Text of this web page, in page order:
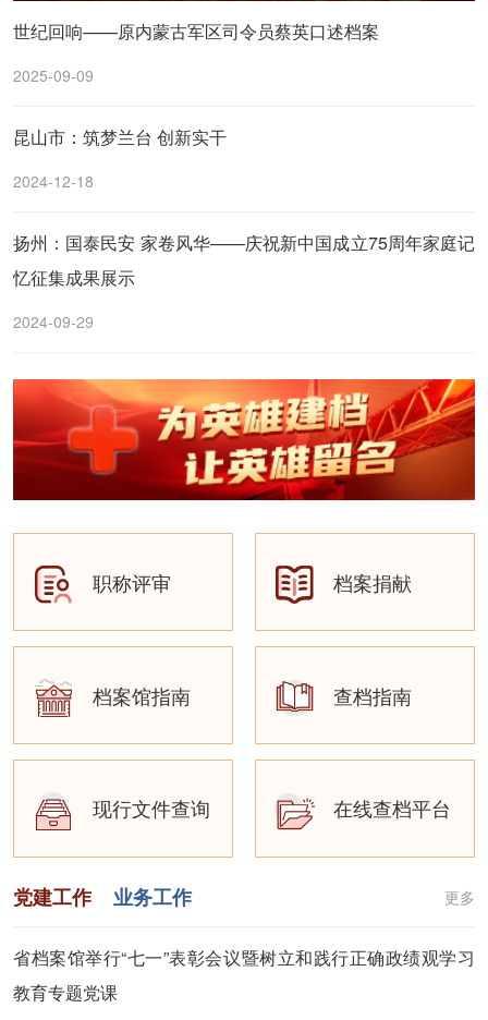
世纪回响——原内蒙古军区司令员蔡英口述档案
2025-09-09
昆山市：筑梦兰台 创新实干
2024-12-18
扬州：国泰民安 家卷风华——庆祝新中国成立75周年家庭记
忆征集成果展示
2024-09-29
职称评审 档案捐献
档案馆指南 查档指南
现行文件查询 在线查档平台
党建工作 业务工作 更多
省档案馆举行“七一”表彰会议暨树立和践行正确政绩观学习
教育专题党课